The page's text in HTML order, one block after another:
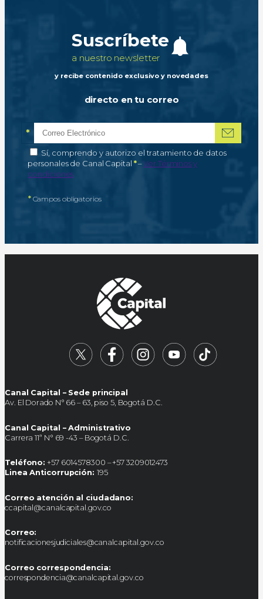
Suscríbete
a nuestro newsletter
y recibe contenido exclusivo y novedades
directo en tu correo
Correo electrónico
*Campo obligatorio
Autorización de tratamiento de datos personales
Sí, comprendo y autorizo el tratamiento de datos
personales de Canal Capital *–Campo obligatorio
Ver Términos y
condiciones
*Campos obligatorios
Canal Capital – Sede principal
Av. El Dorado N° 66 – 63, piso 5, Bogotá D.C.
Canal Capital – Administrativo
Carrera 11ª N° 69 -43 – Bogotá D.C.
Teléfono: +57 6014578300 – +57 3209012473
Linea Anticorrupción: 195
Correo atención al ciudadano:
ccapital@canalcapital.gov.co
Correo:
notificacionesjudiciales@canalcapital.gov.co
Correo correspondencia:
correspondencia@canalcapital.gov.co